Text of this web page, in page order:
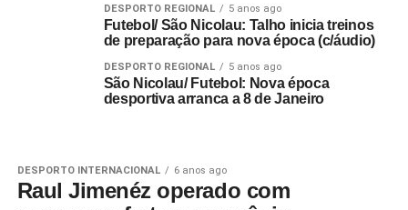
DESPORTO REGIONAL 5 anos ago
Futebol/ São Nicolau: Talho inicia treinos
de preparação para nova época (c/áudio)
DESPORTO REGIONAL 5 anos ago
São Nicolau/ Futebol: Nova época
desportiva arranca a 8 de Janeiro
DESPORTO INTERNACIONAL 6 anos ago
Raul Jimenéz operado com